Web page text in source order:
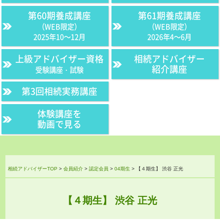
第60期養成講座
（WEB限定）
2025年10〜12月
第61期養成講座
（WEB限定）
2026年4〜6月
上級アドバイザー資格
受験講座・試験
第3回相続実務講座
相続アドバイザー
紹介講座
体験講座を
動画で見る
相続アドバイザーTOP >会員紹介 >認定会員 >04期生 > 【４期生】 渋谷 正光
【４期生】 渋谷 正光